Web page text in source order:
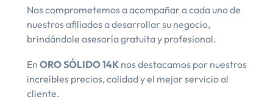
Nos comprometemos a acompañar a cada uno de
nuestros afiliados a desarrollar su negocio,
brindándole asesoría gratuita y profesional.
En ORO SÓLIDO 14K nos destacamos por nuestros
increíbles precios, calidad y el mejor servicio al
cliente.